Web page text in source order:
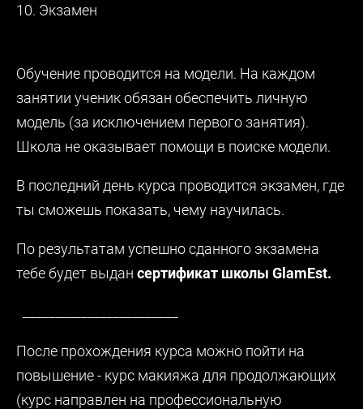
10. Экзамен
Обучение проводится на модели. На каждом
занятии ученик обязан обеспечить личную
модель (за исключением первого занятия).
Школа не оказывает помощи в поиске модели.
В последний день курса проводится экзамен, где
ты сможешь показать, чему научилась.
По результатам успешно сданного экзамена
тебе будет выдан сертификат школы GlamEst.
После прохождения курса можно пойти на
повышение - курс макияжа для продолжающих
(курс направлен на профессиональную